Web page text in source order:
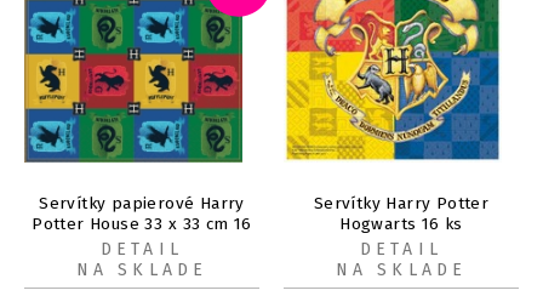
Servítky papierové Harry
Potter House 33 x 33 cm 16
ks
DETAIL
NA SKLADE
Servítky Harry Potter
Hogwarts 16 ks
DETAIL
NA SKLADE